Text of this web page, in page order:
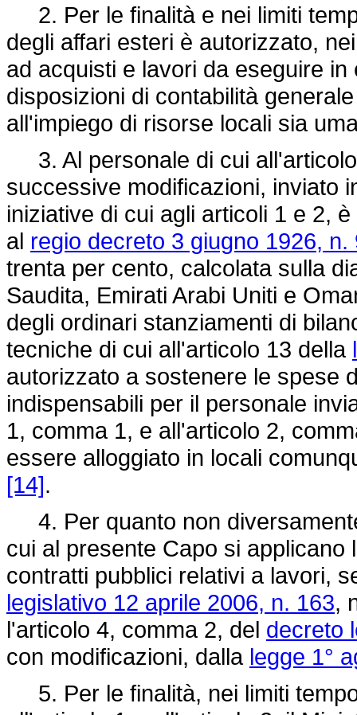
2. Per le finalità e nei limiti
degli affari esteri è autorizzato,
ad acquisti e lavori da eseguire
disposizioni di contabilità
all'impiego di risorse locali sia
3. Al personale di cui
successive modificazioni, inviato
iniziative di cui agli articoli 1 e 2,
al regio decreto 3 giugno 1926, n.
trenta per cento, calcolata sulla
Saudita, Emirati Arabi Uniti e
degli ordinari stanziamenti di
tecniche di cui all'articolo 13 della
autorizzato a sostenere le spese
indispensabili per il personale
1, comma 1, e all'articolo 2,
essere alloggiato in locali
[14].
4. Per quanto non
cui al presente Capo si
contratti pubblici relativi a lavori,
legislativo 12 aprile 2006, n. 163,
l'articolo 4, comma 2, del decreto
con modificazioni, dalla legge 1°
5. Per le finalità, nei limiti